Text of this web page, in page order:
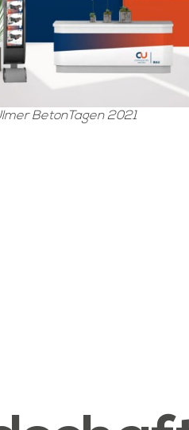
BetonTagen 2021